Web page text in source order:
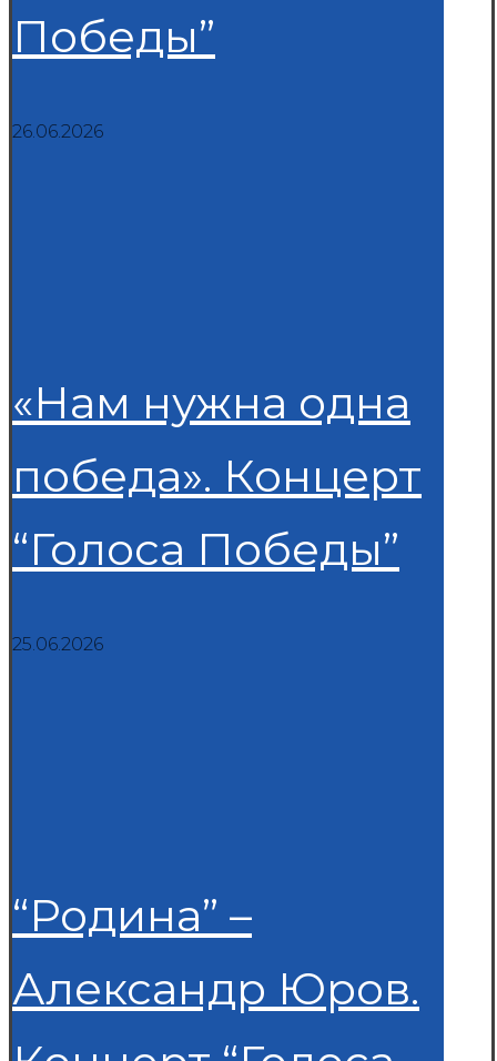
Победы”
26.06.2026
«Нам нужна одна
победа». Концерт
“Голоса Победы”
25.06.2026
“Родина” –
Александр Юров.